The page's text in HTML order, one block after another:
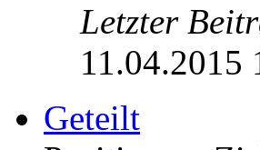
Letzter
11.04.2015
Geteilt